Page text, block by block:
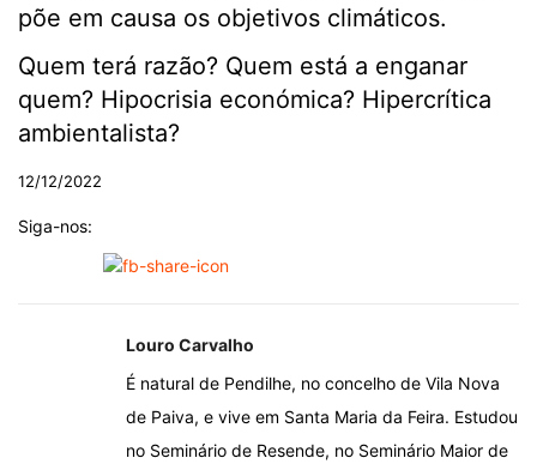
põe em causa os objetivos climáticos.
Quem terá razão? Quem está a enganar
quem? Hipocrisia económica? Hipercrítica
ambientalista?
12/12/2022
Siga-nos:
Louro Carvalho
É natural de Pendilhe, no concelho de Vila Nova
de Paiva, e vive em Santa Maria da Feira. Estudou
no Seminário de Resende, no Seminário Maior de